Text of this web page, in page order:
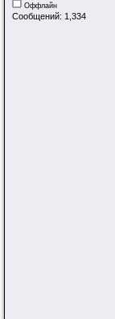
Оффлайн
Сообщений: 1,334